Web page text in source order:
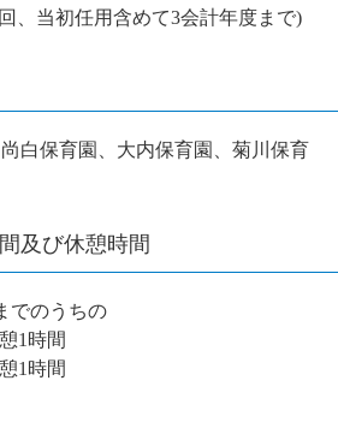
、当初任用含めて3会計年度まで)
白保育園、大内保育園、菊川保育
及び休憩時間
でのうちの
1時間
1時間